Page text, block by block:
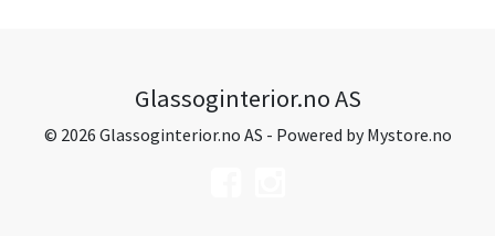
Glassoginterior.no AS
© 2026 Glassoginterior.no AS - Powered byMystore.no